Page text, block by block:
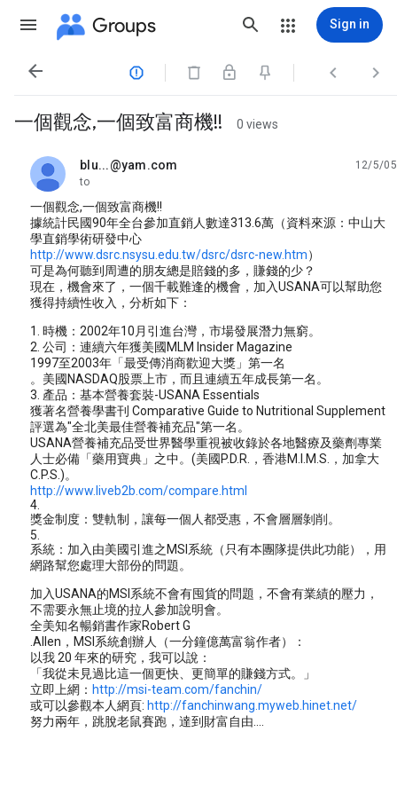
Groups Sign in
   
一個觀念,一個致富商機!! 0 views
blu...@yam.com
unread,
12/5/05
to
一個觀念,一個致富商機!!
據統計民國90年全台參加直銷人數達313.6萬（資料來源：中山大
學直銷學術研發中心
http://www.dsrc.nsysu.edu.tw/dsrc/dsrc-new.htm）
可是為何聽到周遭的朋友總是賠錢的多，賺錢的少？
現在，機會來了，一個千載難逢的機會，加入USANA可以幫助您
獲得持續性收入，分析如下：
1. 時機：2002年10月引進台灣，市場發展潛力無窮。
2. 公司：連續六年獲美國MLM Insider Magazine
1997至2003年「最受傳消商歡迎大獎」第一名
。美國NASDAQ股票上市，而且連續五年成長第一名。
3. 產品：基本營養套裝-USANA Essentials
獲著名營養學書刊 Comparative Guide to Nutritional Supplement
評選為"全北美最佳營養補充品"第一名。
USANA營養補充品受世界醫學重視被收錄於各地醫療及藥劑專業
人士必備「藥用寶典」之中。(美國P.D.R.，香港M.I.M.S.，加拿大
C.P.S.)。
http://www.liveb2b.com/compare.html
4.
獎金制度：雙軌制，讓每一個人都受惠，不會層層剝削。
5.
系統：加入由美國引進之MSI系統（只有本團隊提供此功能），用
網路幫您處理大部份的問題。
加入USANA的MSI系統不會有囤貨的問題，不會有業績的壓力，
不需要永無止境的拉人參加說明會。
全美知名暢銷書作家Robert G
.Allen，MSI系統創辦人（一分鐘億萬富翁作者）：
以我 20 年來的研究，我可以說：
「我從未見過比這一個更快、更簡單的賺錢方式。」
立即上網： http://msi-team.com/fanchin/
或可以參觀本人網頁: http://fanchinwang.myweb.hinet.net/
努力兩年，跳脫老鼠賽跑，達到財富自由....